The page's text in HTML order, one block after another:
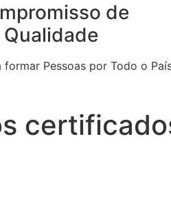
de
Qualidade
formar Pessoas por Todo o